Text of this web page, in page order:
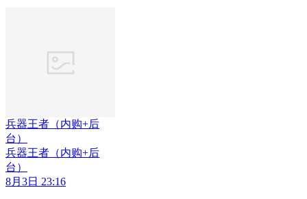
兵器王者（内购+后
台）
兵器王者（内购+后
台）
8月3日 23:16